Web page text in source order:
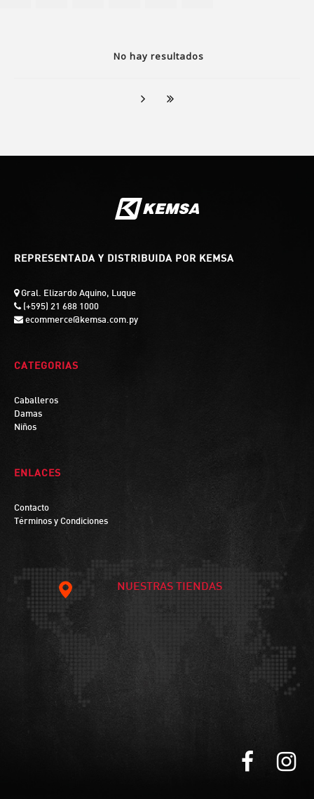
No hay resultados
REPRESENTADA Y DISTRIBUIDA POR KEMSA
Gral. Elizardo Aquino, Luque
(+595) 21 688 1000
ecommerce@kemsa.com.py
CATEGORIAS
Caballeros
Damas
Niños
ENLACES
Contacto
Términos y Condiciones
NUESTRAS TIENDAS